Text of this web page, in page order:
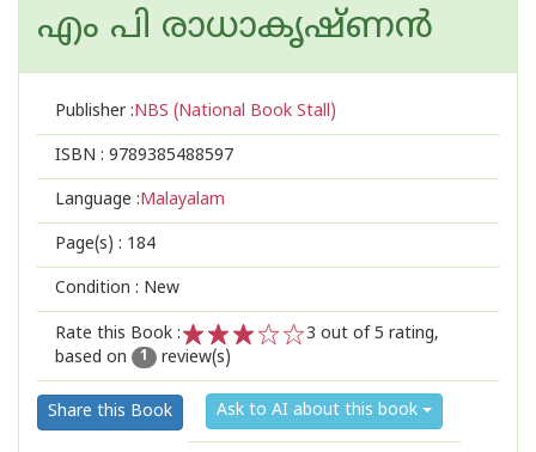
എം പി രാധാകൃഷ്ണൻ
Publisher :NBS (National Book Stall)
ISBN : 9789385488597
Language :Malayalam
Page(s) : 184
Condition : New
Rate this Book :
2
1
3 out of 5 rating,
based on
1 review(s)
Share this Book Ask to AI about this book